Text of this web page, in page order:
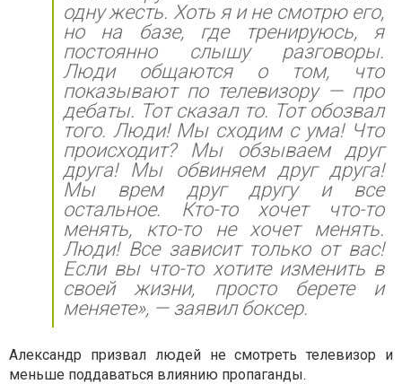
одну жесть. Хоть я и не смотрю его,
но на базе, где тренируюсь, я
постоянно слышу разговоры.
Люди общаются о том, что
показывают по телевизору — про
дебаты. Тот сказал то. Тот обозвал
того. Люди! Мы сходим с ума! Что
происходит? Мы обзываем друг
друга! Мы обвиняем друг друга!
Мы врем друг другу и все
остальное. Кто-то хочет что-то
менять, кто-то не хочет менять.
Люди! Все зависит только от вас!
Если вы что-то хотите изменить в
своей жизни, просто берете и
меняете», — заявил боксер.
Александр призвал людей не смотреть телевизор и
меньше поддаваться влиянию пропаганды.